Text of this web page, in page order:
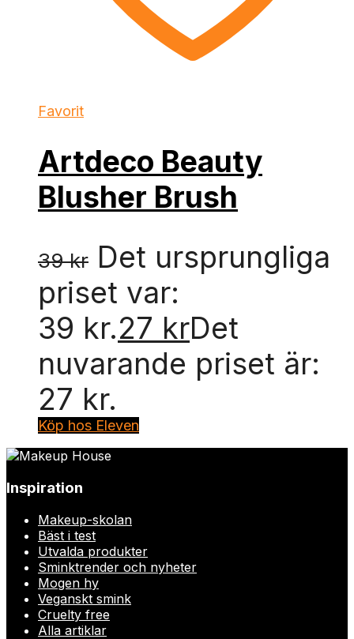
Favorit
Artdeco Beauty
Blusher Brush
39kr Det ursprungliga
priset var:
39 kr.27 krDet
nuvarande priset är:
27 kr.
Köp hos Eleven
Inspiration
Makeup-skolan
Bäst i test
Utvalda produkter
Sminktrender och nyheter
Mogen hy
Veganskt smink
Cruelty free
Alla artiklar